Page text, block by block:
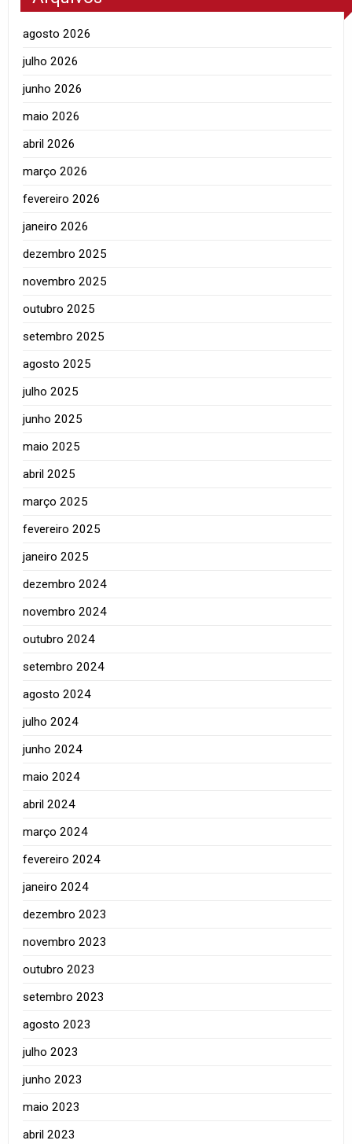
agosto 2026
julho 2026
junho 2026
maio 2026
abril 2026
março 2026
fevereiro 2026
janeiro 2026
dezembro 2025
novembro 2025
outubro 2025
setembro 2025
agosto 2025
julho 2025
junho 2025
maio 2025
abril 2025
março 2025
fevereiro 2025
janeiro 2025
dezembro 2024
novembro 2024
outubro 2024
setembro 2024
agosto 2024
julho 2024
junho 2024
maio 2024
abril 2024
março 2024
fevereiro 2024
janeiro 2024
dezembro 2023
novembro 2023
outubro 2023
setembro 2023
agosto 2023
julho 2023
junho 2023
maio 2023
abril 2023